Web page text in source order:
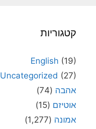
קטגוריות
English (19)
Uncategorized (27)
אהבה (74)
אוטיזם (15)
אמונה (1,277)